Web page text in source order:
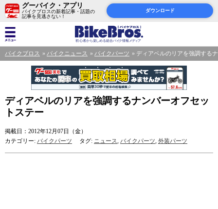
グーバイク・アプリ
バイクブロスの新着記事・話題の
記事を見逃さない！
ダウンロード
バイクブロス バイクニュース バイクパーツ ディアベルのリアを強調する
ディアベルのリアを強調するナンバーオフセッ
トステー
掲載日：2012年12月07日（金）
カテゴリー: バイクパーツ タグ: ニュース, バイクパーツ, 外装パーツ